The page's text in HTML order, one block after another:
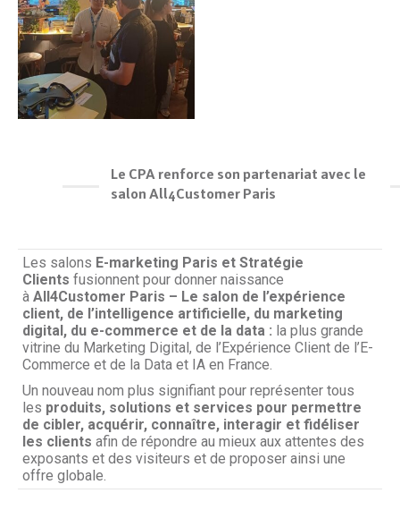
Le CPA renforce son partenariat avec le
salon All4Customer Paris
Les salons E-marketing Paris et Stratégie
Clients fusionnent pour donner naissance
à All4Customer Paris – Le salon de l’expérience
client, de l’intelligence artificielle, du marketing
digital, du e-commerce et de la data : la plus grande
vitrine du Marketing Digital, de l’Expérience Client de l’E-
Commerce et de la Data et IA en France.
Un nouveau nom plus signifiant pour représenter tous
les produits, solutions et services pour permettre
de cibler, acquérir, connaître, interagir et fidéliser
les clients afin de répondre au mieux aux attentes des
exposants et des visiteurs et de proposer ainsi une
offre globale.